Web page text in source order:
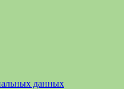
данных